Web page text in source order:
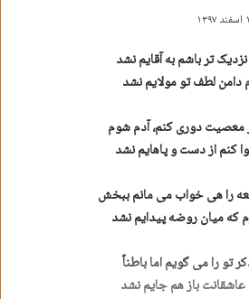
تر باشم به آقایم نشد
دامن لطف تو مولایم نشد
معصیت دوری کنم، آدم شوم
وا کنم از دست و پاهایم نشد
را هی خواب می مانم ببخش
که میان روضه پیدایم نشد
تو را می گویم اما باطناً
باز هم جایم نشد